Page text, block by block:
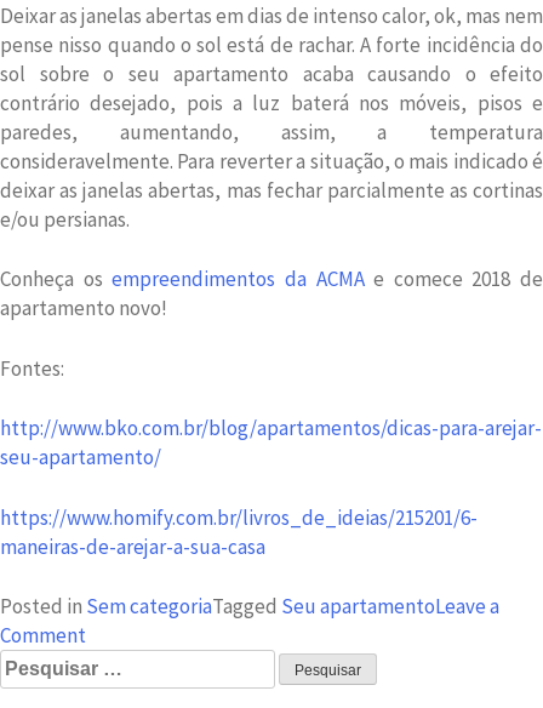
Deixar as janelas abertas em dias de intenso calor, ok, mas nem
pense nisso quando o sol está de rachar. A forte incidência do
sol sobre o seu apartamento acaba causando o efeito
contrário desejado, pois a luz baterá nos móveis, pisos e
paredes, aumentando, assim, a temperatura
consideravelmente. Para reverter a situação, o mais indicado é
deixar as janelas abertas, mas fechar parcialmente as cortinas
e/ou persianas.
Conheça osempreendimentos da ACMAe comece 2018 de
apartamento novo!
Fontes:
http://www.bko.com.br/blog/apartamentos/dicas-para-arejar-
seu-apartamento/
https://www.homify.com.br/livros_de_ideias/215201/6-
maneiras-de-arejar-a-sua-casa
Posted in Sem categoriaTagged Seu apartamentoLeave a
Comment
Seu
apartamento
Pesquisar
por: